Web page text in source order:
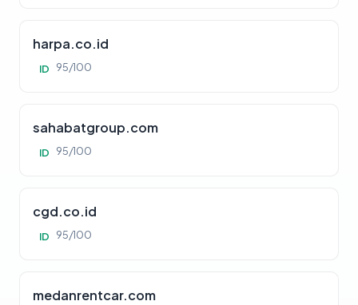
harpa.co.id
ID 95/100
sahabatgroup.com
ID 95/100
cgd.co.id
ID 95/100
medanrentcar.com